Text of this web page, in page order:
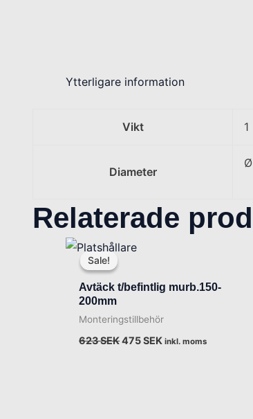
Ytterligare information
Vikt 1
Diameter
Relaterade
Sale!
Sale!
Avtäck t/befintlig murb.150-
200mm
Monteringstillbehör
623SEK
ursprungliga
623 SEK.
475SEK
475 SEK.
inkl. moms